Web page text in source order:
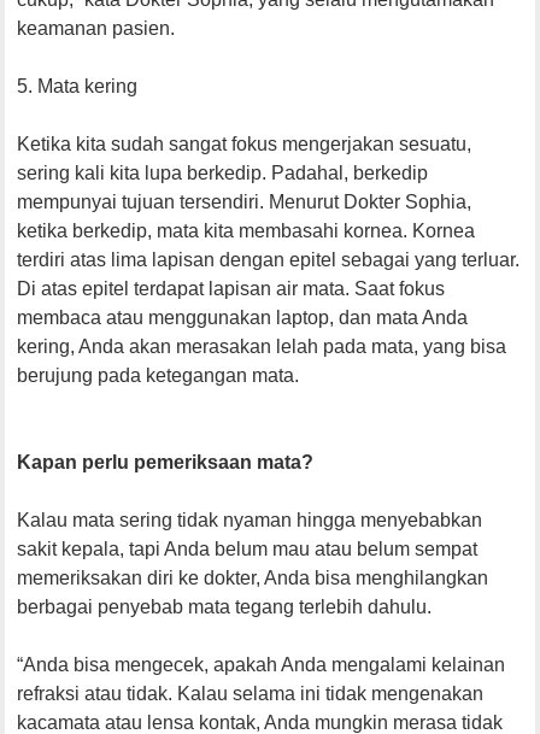
keamanan pasien.
5. Mata kering
Ketika kita sudah sangat fokus mengerjakan sesuatu,
sering kali kita lupa berkedip. Padahal, berkedip
mempunyai tujuan tersendiri. Menurut Dokter Sophia,
ketika berkedip, mata kita membasahi kornea. Kornea
terdiri atas lima lapisan dengan epitel sebagai yang terluar.
Di atas epitel terdapat lapisan air mata. Saat fokus
membaca atau menggunakan laptop, dan mata Anda
kering, Anda akan merasakan lelah pada mata, yang bisa
berujung pada ketegangan mata.
Kapan perlu pemeriksaan mata?
Kalau mata sering tidak nyaman hingga menyebabkan
sakit kepala, tapi Anda belum mau atau belum sempat
memeriksakan diri ke dokter, Anda bisa menghilangkan
berbagai penyebab mata tegang terlebih dahulu.
“Anda bisa mengecek, apakah Anda mengalami kelainan
refraksi atau tidak. Kalau selama ini tidak mengenakan
kacamata atau lensa kontak, Anda mungkin merasa tidak